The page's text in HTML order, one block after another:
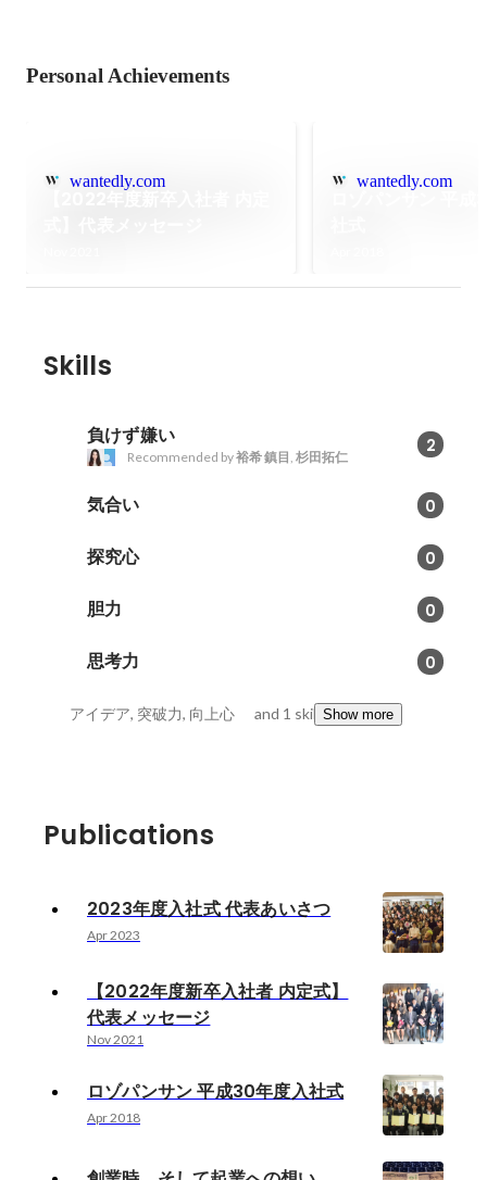
Personal Achievements
wantedly.com wantedly.com
Skills
負けず嫌い 2
Recommended by裕希 鎮目, 杉田拓仁
気合い 0
探究心 0
胆力 0
思考力 0
アイデア, 突破力, 向上心 and 1 skillsShow more
Publications
2023年度入社式 代表あいさつ
Apr 2023
【2022年度新卒入社者 内定式】
代表メッセージ
Nov 2021
ロゾパンサン 平成30年度入社式
Apr 2018